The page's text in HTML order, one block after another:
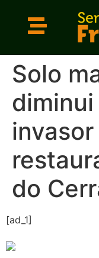
Solo
do
[ad_1]